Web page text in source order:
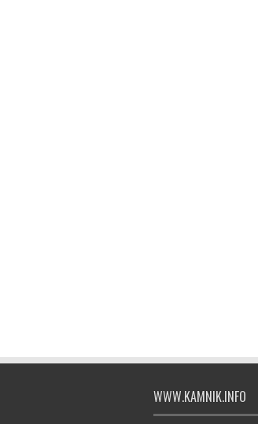
WWW.KAMNIK.INFO